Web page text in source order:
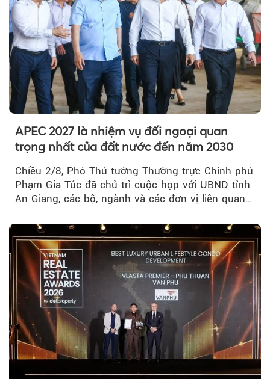
APEC 2027 là nhiệm vụ đối ngoại quan
trọng nhất của đất nước đến năm 2030
Chiều 2/8, Phó Thủ tướng Thường trực Chính phủ
Phạm Gia Túc đã chủ trì cuộc họp với UBND tỉnh
An Giang, các bộ, ngành và các đơn vị liên quan